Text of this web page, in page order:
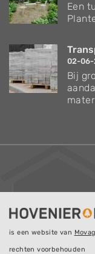
Een
02-06-
Bij
is een website van
rechten voorbehouden
Inspiratie
De